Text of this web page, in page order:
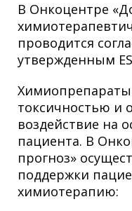
В Онкоцентре
проводится
утвержденным
токсичностью и
воздействие на
пациента. В
прогноз»
поддержки
химиотерапию: